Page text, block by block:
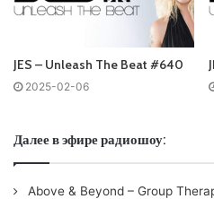
No playlist
Понравился выпуск?
JES – Unleash The Beat #640
2025-02-06
Далее в эфире радиошоу:
Above & Beyond – Group